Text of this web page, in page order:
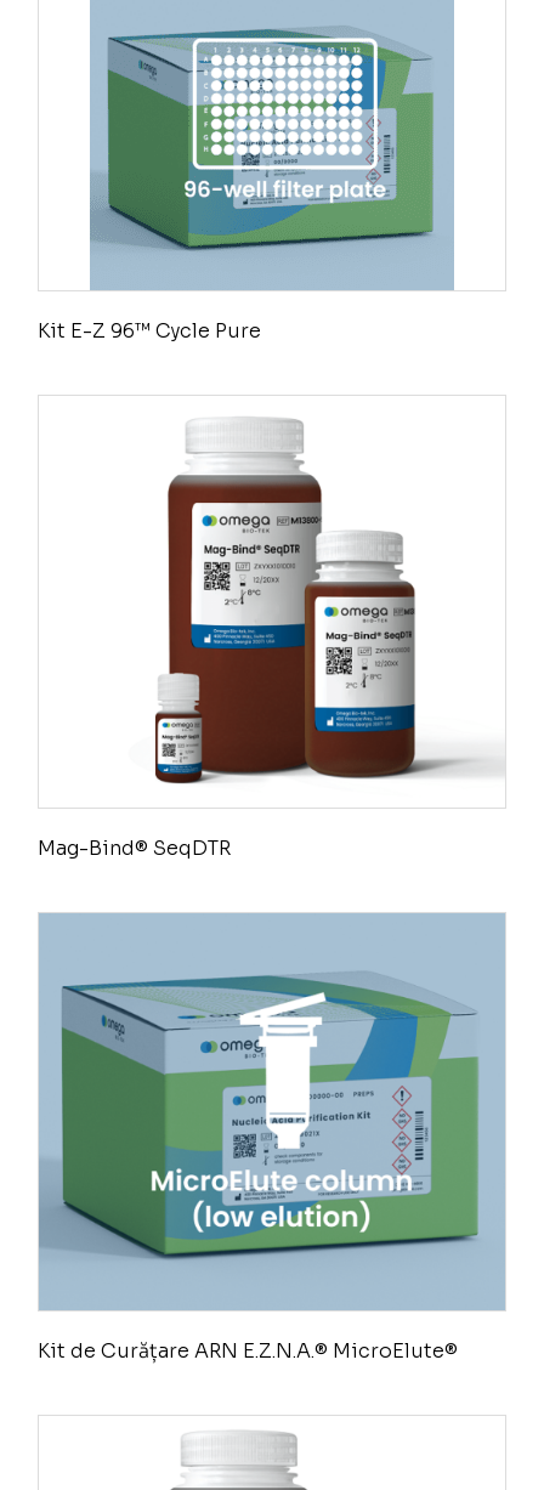
Kit E-Z 96™ Cycle Pure
Mag-Bind® SeqDTR
Kit de Curățare ARN E.Z.N.A.® MicroElute®